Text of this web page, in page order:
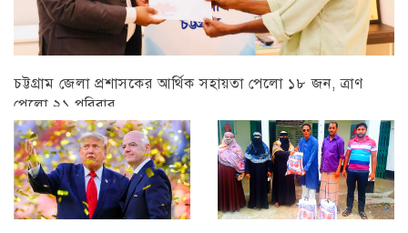
চট্টগ্রাম জেলা প্রশাসকের আর্থিক সহায়তা পেলো ১৮ জন, ত্রাণ
পেলো ২১ পরিবার
চট্টগ্রাম